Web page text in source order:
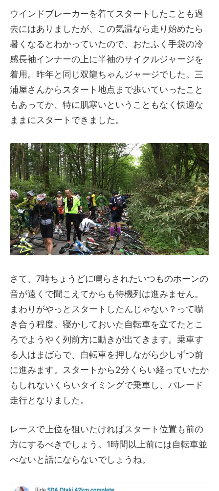
ウインドブレーカーを着てスタートしたことも過
去にはありましたが、この気温なら走り始めたら
暑くなるとわかっていたので、おたふく手袋の冷
感長袖インナーの上に半袖のサイクルジャージを
着用。昨年と同じ双龍ちゃんジャージでした。三
浦屋さんからスタート地点まで歩いていったこと
もあってか、特に肌寒いということもなく快適な
ままにスタートできました。
さて、7時ちょうどに鳴らされたいつものホーンの
音が遠くで聞こえてからも待機列は進みません。
まわりがやっとスタートしたんじゃない？って囁
き合う程度。寝かしておいた自転車を立てたとこ
ろでようやく列前方に動きが出てきます。乗車す
る人はまばらで、自転車を押しながら少しずつ前
に進みます。スタートから2分くらい経っていたか
もしれないくらいタイミングで乗車し、パレード
走行となりました。
レースで上位を狙いたければスタート位置も前の
方にするべきでしょう。1時間以上前には自転車並
べないと話にならないでしょうね。